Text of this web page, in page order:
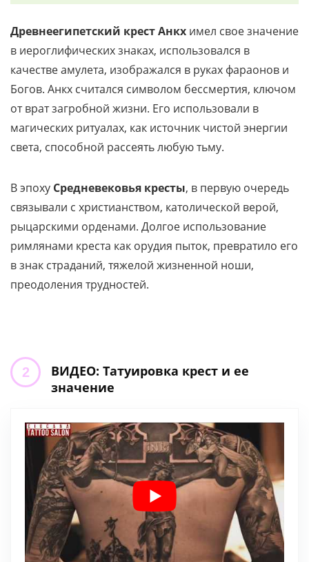
Древнеегипетский крест Анкх имел свое значение
в иероглифических знаках, использовался в
качестве амулета, изображался в руках фараонов и
Богов. Анкх считался символом бессмертия, ключом
от врат загробной жизни. Его использовали в
магических ритуалах, как источник чистой энергии
света, способной рассеять любую тьму.
В эпоху Средневековья кресты, в первую очередь
связывали с христианством, католической верой,
рыцарскими орденами. Долгое использование
римлянами креста как орудия пыток, превратило его
в знак страданий, тяжелой жизненной ноши,
преодоления трудностей.
ВИДЕО: Татуировка крест и ее
значение